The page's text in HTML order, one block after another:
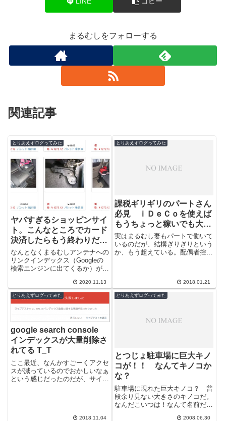
まるむしをフォローする
関連記事
とりあえずログってみた
ヤバすぎるショッピンサイ
ト。こんなところでカード
決済したらもう終わりだ
な。＾＾；
なんとなくまるむしアンテナへの
リンクインデックス（Googleの
検索エンジンに出てくるか）があ
ころからリンクされていることに
気が付...
2020.11.13
とりあえずログってみた
課税ギリギリのパートさん
必見 ｉＤｅＣｏを使えば
もうちょっと稼いでも大丈
夫だよ
実はまるむし妻もパートで働いて
いるのだが、結構ぎりぎりという
か、もう超えている。配偶者控除
2018.01.21
とりあえずログってみた
google search console
インデックスが大量削除さ
れてる T_T
ここ最近、なんかすごーくアクセ
スが減っているのでおかしいなぁ
という感じだったのだが、サイト
2018.11.04
とりあえずログってみた
とつじょ駐車場に巨大キノ
コが！！ なんてキノコか
な？
駐車場に現れた巨大キノコ？ 普
段余り見ない大きさのキノコだ。
なんだこいつは！なんて名前だ！
2008.06.30